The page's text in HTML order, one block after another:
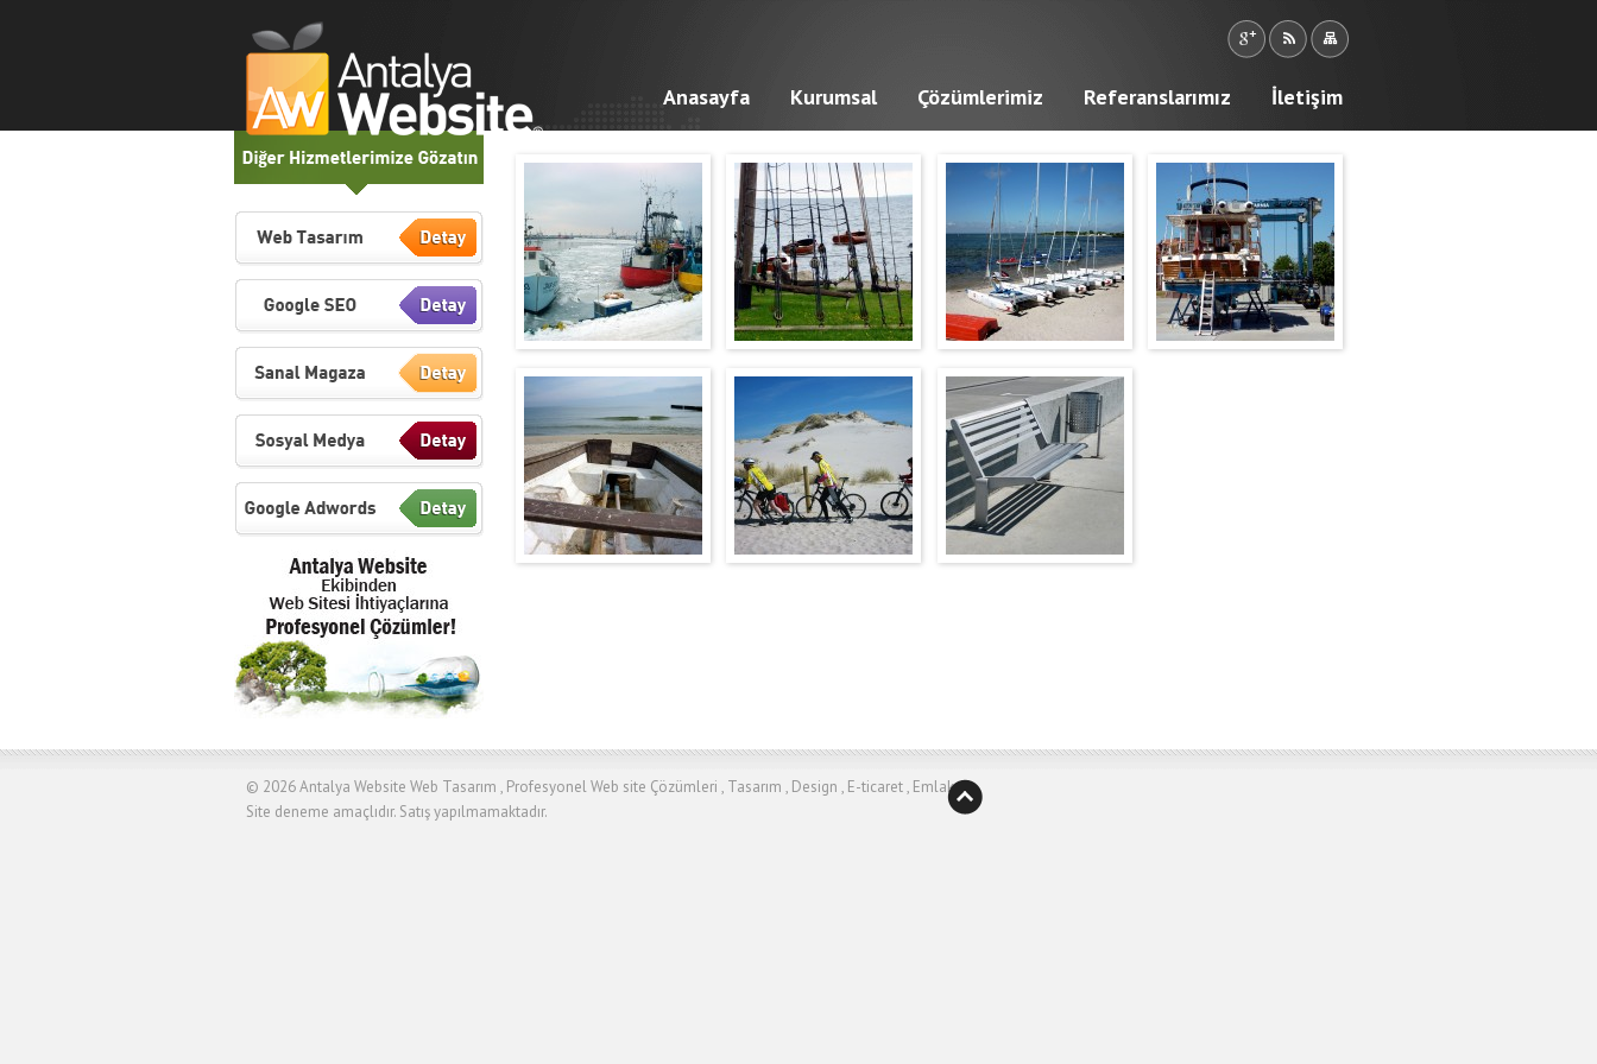
Anasayfa Kurumsal Çözümlerimiz Referanslarımız İletişim
© 2026Antalya Website Web Tasarım , Profesyonel Web site Çözümleri , Tasarım , Design , E-ticaret , Emlak.
Site deneme amaçlıdır. Satış yapılmamaktadır.